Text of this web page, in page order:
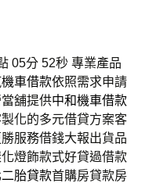
05分 52秒 專業產品
車借款依照需求申請
舖提供中和機車借款
化的多元借貸方案客
服務借錢大報出貨品
燈飾款式好貸過借款
胎貸款首購房貸款房